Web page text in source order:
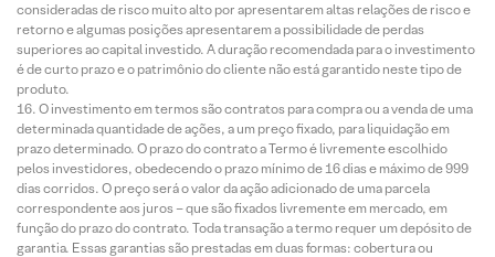
consideradas de risco muito alto por apresentarem altas relações de risco e
retorno e algumas posições apresentarem a possibilidade de perdas
superiores ao capital investido. A duração recomendada para o investimento
é de curto prazo e o patrimônio do cliente não está garantido neste tipo de
produto.
O investimento em termos são contratos para compra ou a venda de uma
determinada quantidade de ações, a um preço fixado, para liquidação em
prazo determinado. O prazo do contrato a Termo é livremente escolhido
pelos investidores, obedecendo o prazo mínimo de 16 dias e máximo de 999
dias corridos. O preço será o valor da ação adicionado de uma parcela
correspondente aos juros – que são fixados livremente em mercado, em
função do prazo do contrato. Toda transação a termo requer um depósito de
garantia. Essas garantias são prestadas em duas formas: cobertura ou